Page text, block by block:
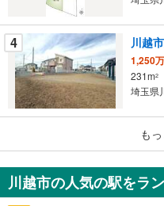
る
4 川越
1,250
231m2
埼玉県
川越
850万
埼玉県
も
川越市の人気の駅をラ